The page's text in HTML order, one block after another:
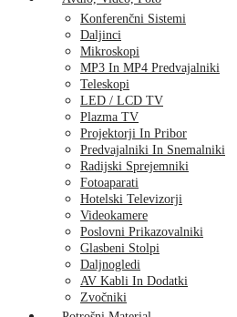
Konferenčni Sistemi
Daljinci
Mikroskopi
MP3 In MP4 Predvajalniki
Teleskopi
LED / LCD TV
Plazma TV
Projektorji In Pribor
Predvajalniki In Snemalniki
Radijski Sprejemniki
Fotoaparati
Hotelski Televizorji
Videokamere
Poslovni Prikazovalniki
Glasbeni Stolpi
Daljnogledi
AV Kabli In Dodatki
Zvočniki